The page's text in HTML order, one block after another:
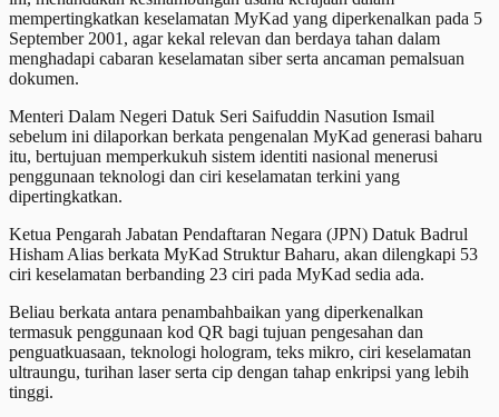
mempertingkatkan keselamatan MyKad yang diperkenalkan pada 5
September 2001, agar kekal relevan dan berdaya tahan dalam
menghadapi cabaran keselamatan siber serta ancaman pemalsuan
dokumen.
Menteri Dalam Negeri Datuk Seri Saifuddin Nasution Ismail
sebelum ini dilaporkan berkata pengenalan MyKad generasi baharu
itu, bertujuan memperkukuh sistem identiti nasional menerusi
penggunaan teknologi dan ciri keselamatan terkini yang
dipertingkatkan.
Ketua Pengarah Jabatan Pendaftaran Negara (JPN) Datuk Badrul
Hisham Alias berkata MyKad Struktur Baharu, akan dilengkapi 53
ciri keselamatan berbanding 23 ciri pada MyKad sedia ada.
Beliau berkata antara penambahbaikan yang diperkenalkan
termasuk penggunaan kod QR bagi tujuan pengesahan dan
penguatkuasaan, teknologi hologram, teks mikro, ciri keselamatan
ultraungu, turihan laser serta cip dengan tahap enkripsi yang lebih
tinggi.